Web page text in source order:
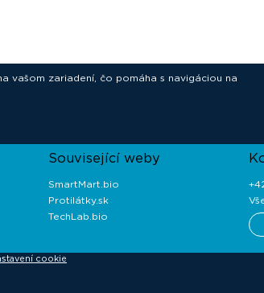
vašom zariadení, čo pomáha s navigáciou na
Související weby
SmartMart.bio
Protilátky.sk
TechLab.bio
cookie